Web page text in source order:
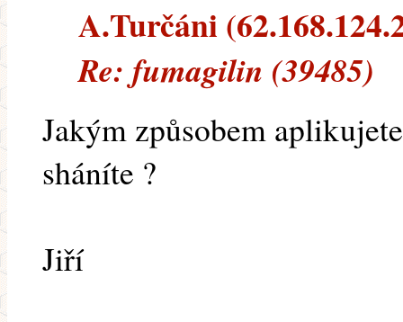
A.Turčáni
Re: fumagilin (39485)
Jakým způsobem
sháníte ?
Jiří